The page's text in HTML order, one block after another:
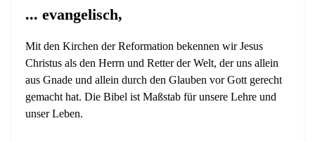
... evangelisch,
Mit den Kirchen der Reformation bekennen wir Jesus
Christus als den Herrn und Retter der Welt, der uns allein
aus Gnade und allein durch den Glauben vor Gott gerecht
gemacht hat. Die Bibel ist Maßstab für unsere Lehre und
unser Leben.